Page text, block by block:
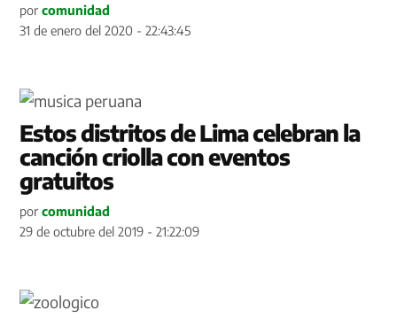
por comunidad
31 de enero del 2020 - 22:43:45
Estos distritos de Lima celebran la
canción criolla con eventos
gratuitos
por comunidad
29 de octubre del 2019 - 21:22:09